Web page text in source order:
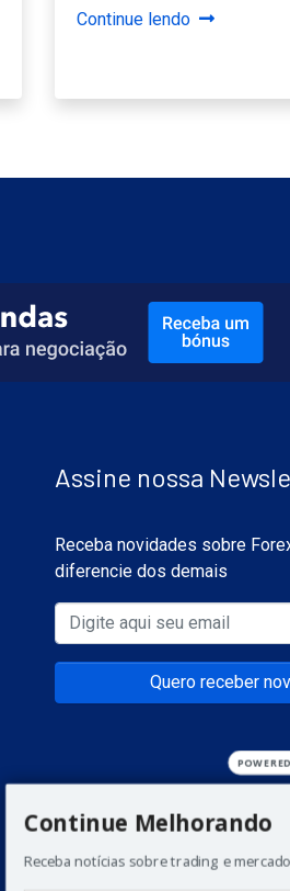
Continue lendo
Assine nossa
Receba novidades sobre
diferencie dos demais
Quero receber
Continue Melhorando
Receba notícias sobre trading e
BY